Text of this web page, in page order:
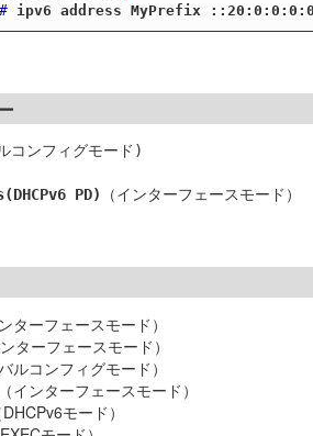
ipv6 address MyPrefix
コンフィグモード)
PD)
ンターフェースモード）
ンターフェースモード）
ルコンフィグモード）
（インターフェースモード）
DHCPv6モード）